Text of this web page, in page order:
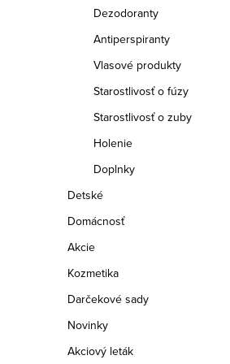
Dezodoranty
Antiperspiranty
Vlasové produkty
Starostlivosť o fúzy
Starostlivosť o zuby
Holenie
Doplnky
Detské
Domácnosť
Akcie
Kozmetika
Darčekové sady
Novinky
Akciový leták